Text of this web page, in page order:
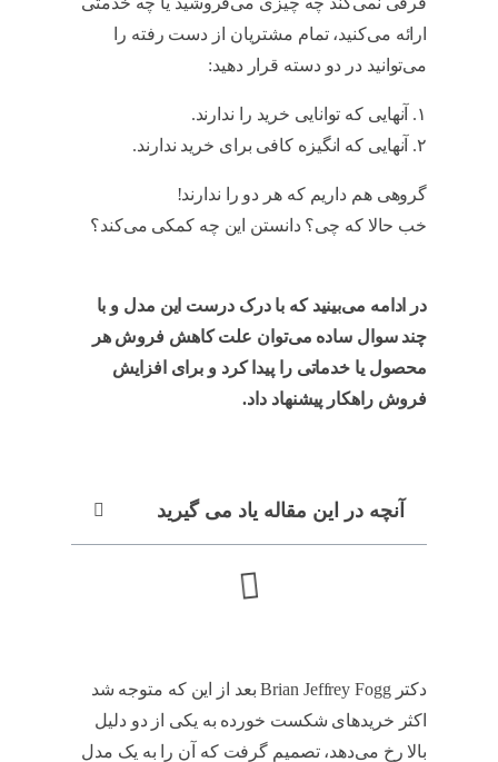
ارائه می‌کنید، تمام مشتریان از دست رفته را
می‌توانید در دو دسته قرار دهید:
۱. آنهایی که توانایی خرید را ندارند.
۲. آنهایی که انگیزه کافی برای خرید ندارند.
گروهی هم داریم که هر دو را ندارند!
خب حالا که چی؟ دانستن این چه کمکی می‌کند؟
در ادامه می‌بینید که با درک درست این مدل و با
چند سوال ساده می‌توان علت کاهش فروش هر
محصول یا خدماتی را پیدا کرد و برای افزایش
فروش راهکار پیشنهاد داد.
آنچه در این مقاله یاد می گیرید
دکتر Brian Jeffrey Fogg بعد از این که متوجه شد
اکثر خریدهای شکست خورده به یکی از دو دلیل
بالا رخ می‌دهد، تصمیم گرفت که آن را به یک مدل